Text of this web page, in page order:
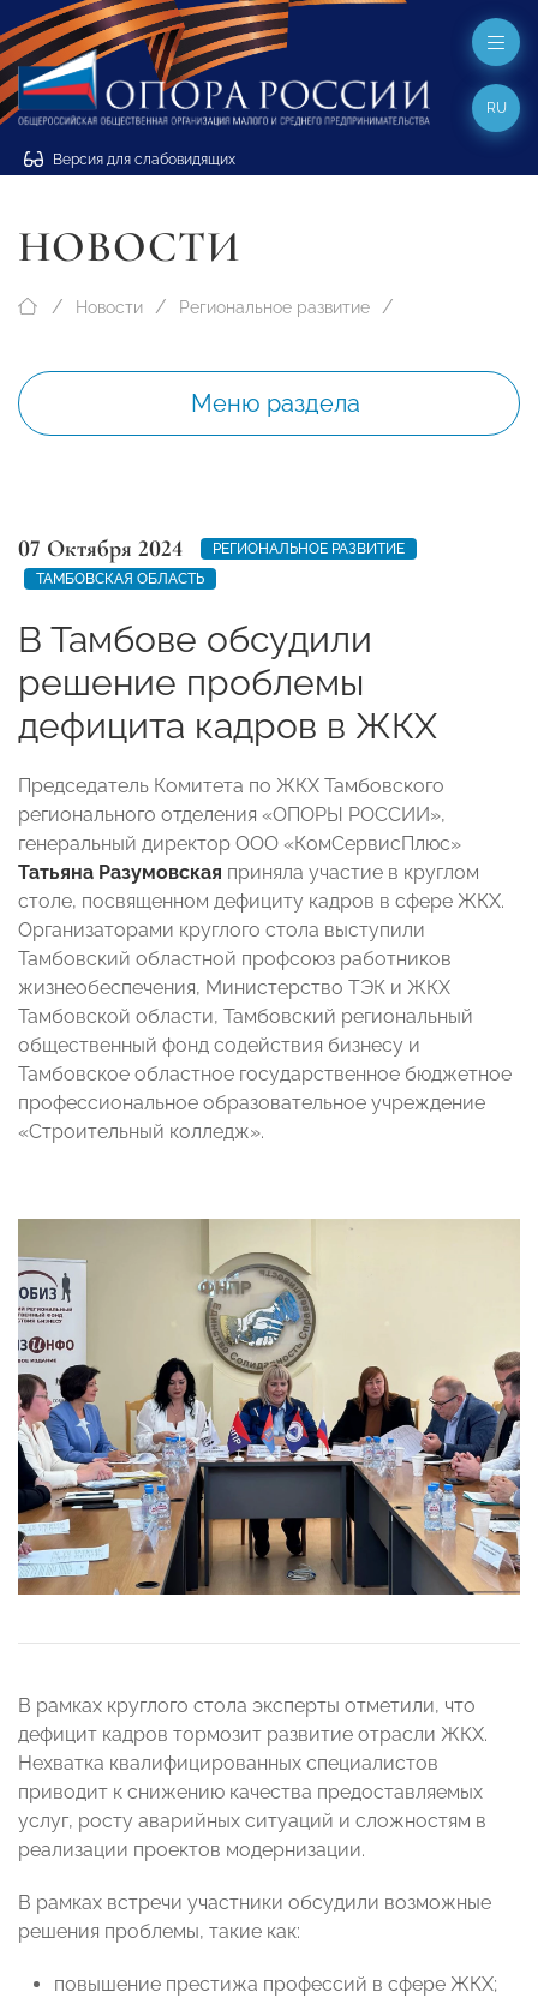
Версия для слабовидящих
RU
НОВОСТИ
Новости Региональное развитие
Меню раздела
07 Октября 2024
РЕГИОНАЛЬНОЕ РАЗВИТИЕ
ТАМБОВСКАЯ ОБЛАСТЬ
В Тамбове обсудили
решение проблемы
дефицита кадров в ЖКХ
Председатель Комитета по ЖКХ Тамбовского
регионального отделения «ОПОРЫ РОССИИ»,
генеральный директор ООО «КомСервисПлюс»
Татьяна Разумовская приняла участие в круглом
столе, посвященном дефициту кадров в сфере ЖКХ.
Организаторами круглого стола выступили
Тамбовский областной профсоюз работников
жизнеобеспечения, Министерство ТЭК и ЖКХ
Тамбовской области, Тамбовский региональный
общественный фонд содействия бизнесу и
Тамбовское областное государственное бюджетное
профессиональное образовательное учреждение
«Строительный колледж».
В рамках круглого стола эксперты отметили, что
дефицит кадров тормозит развитие отрасли ЖКХ.
Нехватка квалифицированных специалистов
приводит к снижению качества предоставляемых
услуг, росту аварийных ситуаций и сложностям в
реализации проектов модернизации.
В рамках встречи участники обсудили возможные
решения проблемы, такие как:
повышение престижа профессий в сфере ЖКХ;